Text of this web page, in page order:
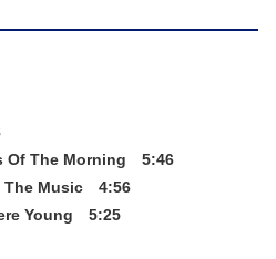
Of The Morning 5:46
The Music 4:56
Young 5:25